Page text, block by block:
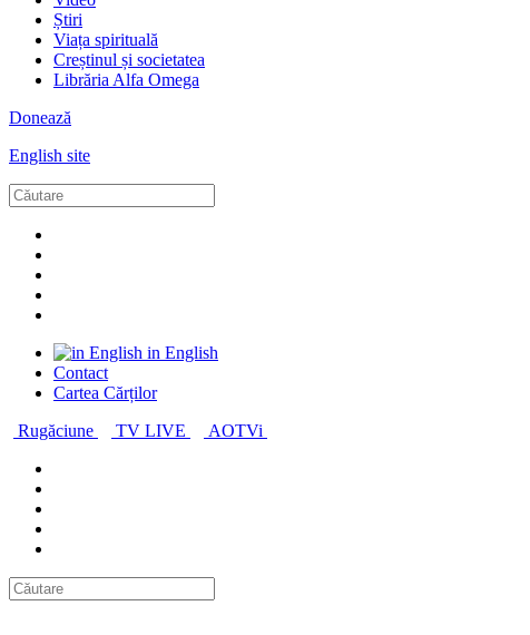
Știri
Viața spirituală
Creștinul și societatea
Librăria Alfa Omega
Donează
English site
in English
Contact
Cartea Cărților
Rugăciune
TV LIVE AOTVi